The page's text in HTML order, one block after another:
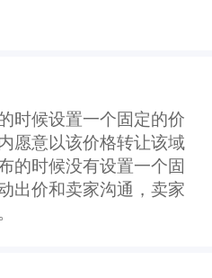
时候设置一个固定的价
愿意以该价格转让该域
的时候没有设置一个固
出价和卖家沟通，卖家